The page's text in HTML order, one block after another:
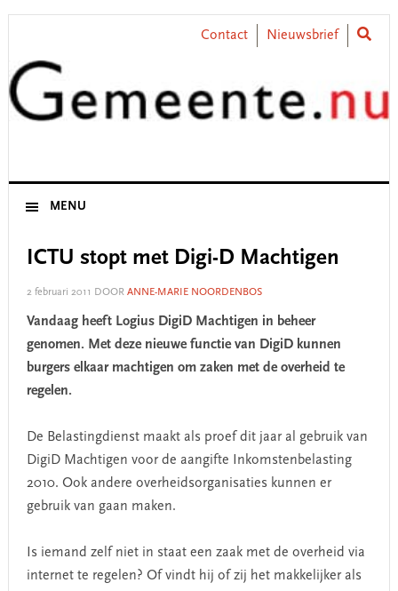
Skip
primary
navigation
Skip
content
Skip
primary
sidebar
Skip
footer
Contact Nieuwsbrief
MENU
ICTU stopt met Digi-D Machtigen
2 februari 2011 DOOR ANNE-MARIE NOORDENBOS
Vandaag heeft Logius DigiD Machtigen in beheer
genomen. Met deze nieuwe functie van DigiD kunnen
burgers elkaar machtigen om zaken met de overheid te
regelen.
De Belastingdienst maakt als proef dit jaar al gebruik van
DigiD Machtigen voor de aangifte Inkomstenbelasting
2010. Ook andere overheidsorganisaties kunnen er
gebruik van gaan maken.
Is iemand zelf niet in staat een zaak met de overheid via
internet te regelen? Of vindt hij of zij het makkelijker als